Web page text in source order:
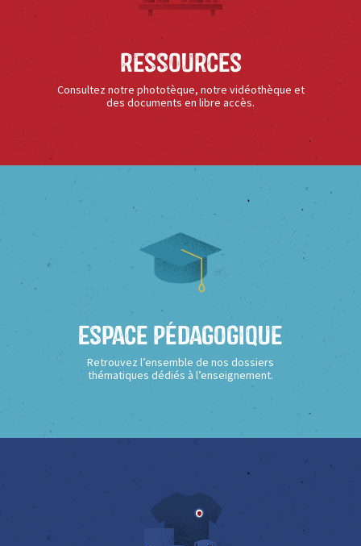
Ressources
Consultez notre phototèque, notre vidéothèque et
des documents en libre accès.
Espace Pédagogique
Retrouvez l’ensemble de nos dossiers
thématiques dédiés à l’enseignement.